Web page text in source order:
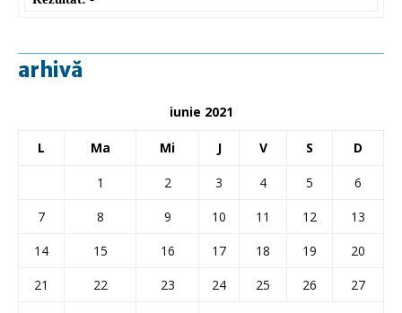
arhivă
iunie 2021
L Ma Mi J V S D
1 2 3 4 5
6
7
8 9 10 11 12
13
14
15 16 17 18 19
20
21
22 23 24 25 26
27